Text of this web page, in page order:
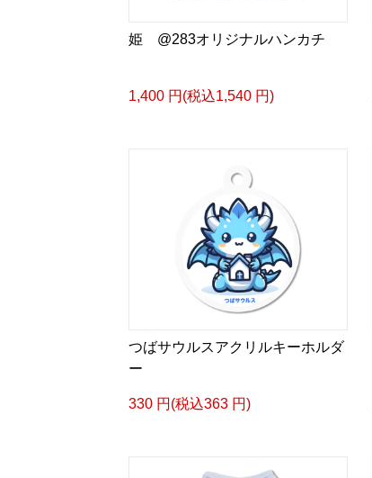
姫 @283オリジナルハンカチ
1,400 円(税込1,540 円)
つばサウルスアクリルキーホルダ
ー
330 円(税込363 円)